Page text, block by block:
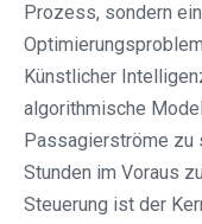
Prozess, sondern
Künstlicher
algorithmische
Passagierströme zu
Stunden im Voraus
Steuerung ist der